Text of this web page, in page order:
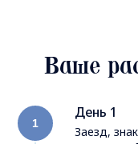
Ваше
День 1
Заезд,